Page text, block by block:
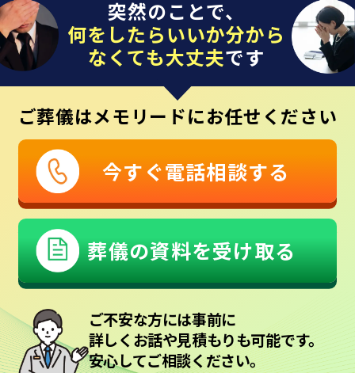
突然のことで、
何をしたらいいか分から
なくても大丈夫です
ご葬儀はメモリードにお任せください
今すぐ電話相談する
葬儀の資料を受け取る
ご不安な方には事前に
詳しくお話や見積もりも可能です。
安心してご相談ください。